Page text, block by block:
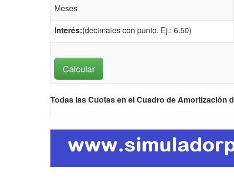
Meses
Interés:(decimales con punto. Ej.: 6.50)
Todas las Cuotas en el Cuadro de Amortización